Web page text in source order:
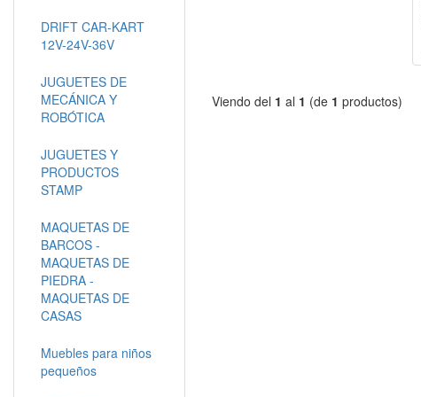
Viendo del 1 al 1 (de 1 productos)
DRIFT CAR-KART
12V-24V-36V
JUGUETES DE
MECÁNICA Y
ROBÓTICA
JUGUETES Y
PRODUCTOS
STAMP
MAQUETAS DE
BARCOS -
MAQUETAS DE
PIEDRA -
MAQUETAS DE
CASAS
Muebles para niños
pequeños